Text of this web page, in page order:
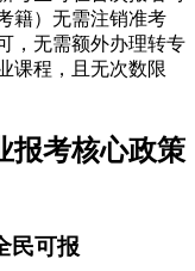
籍）无需注销准考
，无需额外办理转专
课程，且无次数限
报考核心政策
民可报